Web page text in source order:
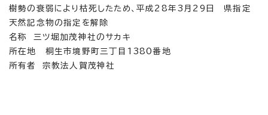
樹勢の衰弱により枯死したため、平成28年3月29日 県指定
天然記念物の指定を解除
名称 三ツ堀加茂神社のサカキ
所在地 桐生市境野町三丁目1380番地
所有者 宗教法人賀茂神社